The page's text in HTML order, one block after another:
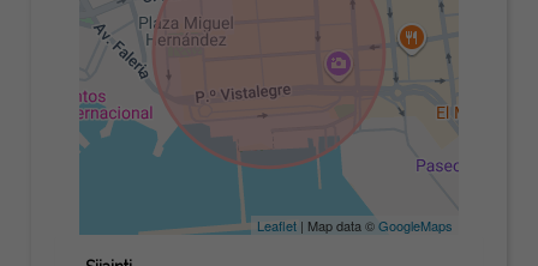
Leaflet| Map data ©GoogleMaps